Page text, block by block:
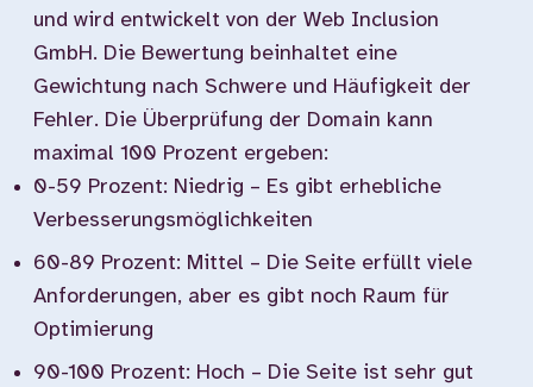
und wird entwickelt von der Web Inclusion
GmbH. Die Bewertung beinhaltet eine
Gewichtung nach Schwere und Häufigkeit der
Fehler. Die Überprüfung der Domain kann
maximal 100 Prozent ergeben:
0-59 Prozent: Niedrig – Es gibt erhebliche
Verbesserungsmöglichkeiten
60-89 Prozent: Mittel – Die Seite erfüllt viele
Anforderungen, aber es gibt noch Raum für
Optimierung
90-100 Prozent: Hoch – Die Seite ist sehr gut